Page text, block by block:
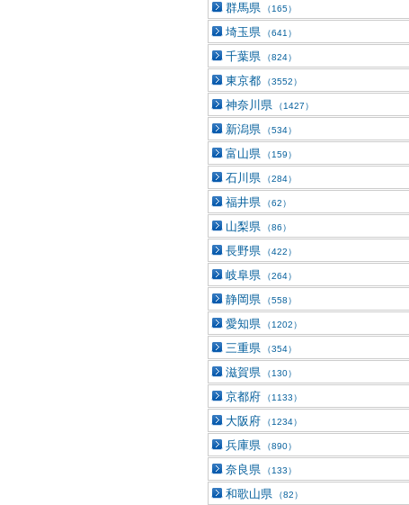
群馬県 （165）
埼玉県 （641）
千葉県 （824）
東京都 （3552）
神奈川県 （1427）
新潟県 （534）
富山県 （159）
石川県 （284）
福井県 （62）
山梨県 （86）
長野県 （422）
岐阜県 （264）
静岡県 （558）
愛知県 （1202）
三重県 （354）
滋賀県 （130）
京都府 （1133）
大阪府 （1234）
兵庫県 （890）
奈良県 （133）
和歌山県 （82）